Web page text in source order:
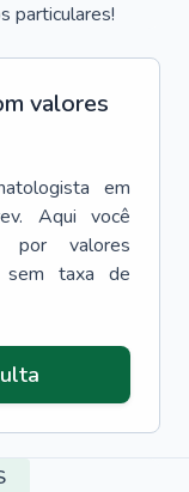
particulares!
valores
em
Aqui você
por valores
sem taxa de